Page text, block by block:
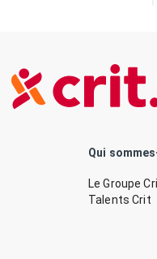
Qui
Le Groupe
Talents Crit